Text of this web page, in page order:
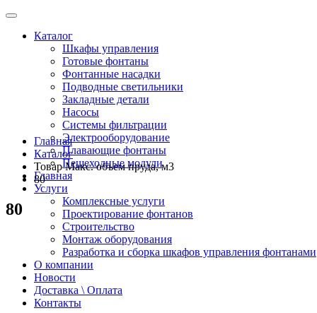
Каталог
Шкафы управления
Готовые фонтаны
Фонтанные насадки
Подводные светильники
Закладные детали
Насосы
Системы фильтрации
Электрооборудование
Плавающие фонтаны
Пешеходные модули
Главная
Услуги
Комплексные услуги
Проектирование фонтанов
Строительство
Монтаж оборудования
Разработка и сборка шкафов управления фонтанами
О компании
Новости
Доставка \ Оплата
Контакты
Главная
Каталог
Товар Макс. объем пруда, м3
80
80